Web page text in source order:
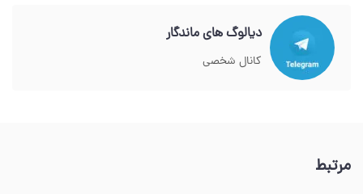
دیالوگ های ماندگار
کانال شخصی
مرتبط